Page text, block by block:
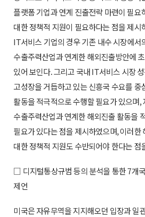
플랫폼 기업과 연계 진출전략 마련이 필요
대한 정책적 지원이 필요하다는 점을 제시
IT서비스 기업의 경우 기존 내수 시장에서
수출주력산업과 연계한 해외진출방안에
있어 보인다. 그리고 국내 IT서비스 시장
고성장을 거듭하고 있는 신흥국 수요를 중
활동을 적극적으로 수행할 필요가 있으며,
수출주력산업과 연계한 해외진출 활동을
필요가 있다는 점을 제시하였으며, 이러한
대한 정책적 지원도 수반되어야 한다는 점
□ 디지털통상규범 등의 분석을 통한 7개
제언
미국은 자유무역을 지지해오던 입장과 일